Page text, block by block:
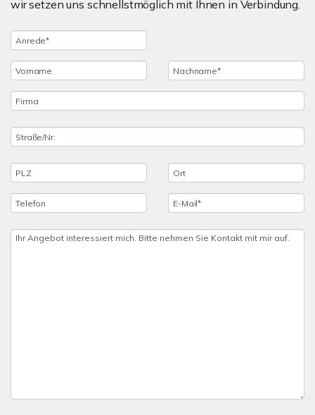
wir setzen uns schnellstmöglich mit Ihnen in Verbindung.